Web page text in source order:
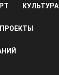
КУЛЬТУРА